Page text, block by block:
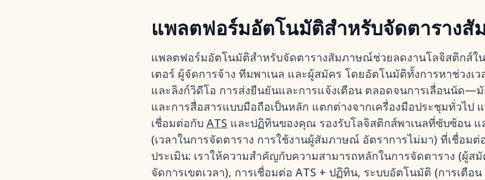
แพลตฟอร์มอัตโนมัติสำหรับจัดตารางสั
แพลตฟอร์มอัตโนมัติสำหรับจัดตารางสัมภาษณ์ช่วยลดงานโลจิสติกส์ใ
เตอร์ ผู้จัดการจ้าง ทีมพาเนล และผู้สมัคร โดยอัตโนมัติทั้งการหาช่วงเ
และลิงก์วิดีโอ การส่งยืนยันและการแจ้งเตือน ตลอดจนการเลื่อนนัด—
และการสื่อสารแบบมือถือเป็นหลัก แตกต่างจากเครื่องมือประชุมทั่วไป
เชื่อมต่อกับ ATS และปฏิทินของคุณ รองรับโลจิสติกส์พาเนลที่ซับซ้อน แ
(เวลาในการจัดตาราง การใช้งานผู้สัมภาษณ์ อัตราการไม่มา) ที่เชื่อมต่
ประเมิน: เราให้ความสำคัญกับความสามารถหลักในการจัดตาราง (ผู้สมั
จัดการเขตเวลา), การเชื่อมต่อ ATS + ปฏิทิน, ระบบอัตโนมัติ (การเตือ